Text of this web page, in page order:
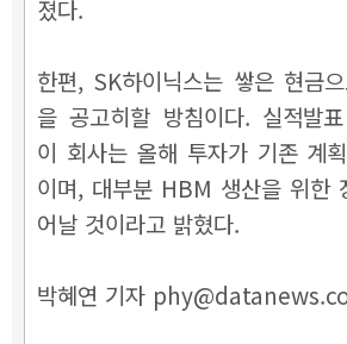
졌다.
한편, SK하이닉스는 쌓은 현금
을 공고히할 방침이다. 실적발
이 회사는 올해 투자가 기존 계
이며, 대부분 HBM 생산을 위한
어날 것이라고 밝혔다.
박혜연 기자